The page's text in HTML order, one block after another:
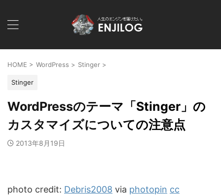
HOME > WordPress > Stinger >
Stinger
WordPressのテーマ「Stinger」の
カスタマイズについての注意点
2013年8月19日
photo credit: Debris2008 via photopin cc